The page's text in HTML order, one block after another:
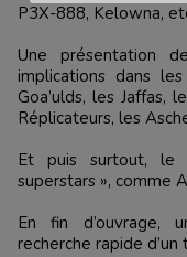
P3X-888, Kelowna,
Une présentation
implications dans
Goa’ulds, les Jaffas,
Réplicateurs, les
Et puis surtout, le
superstars », comme
En fin d’ouvrage,
recherche rapide